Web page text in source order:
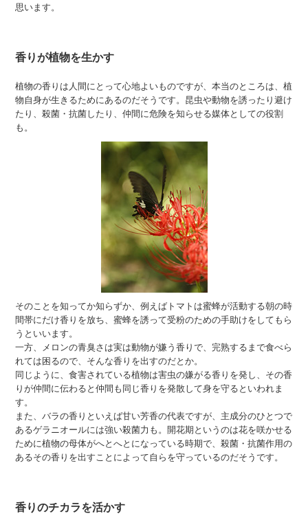
思います。
香りが植物を生かす
植物の香りは人間にとって心地よいものですが、本当のところは、植
物自身が生きるためにあるのだそうです。昆虫や動物を誘ったり避け
たり、殺菌・抗菌したり、仲間に危険を知らせる媒体としての役割
も。
そのことを知ってか知らずか、例えばトマトは蜜蜂が活動する朝の時
間帯にだけ香りを放ち、蜜蜂を誘って受粉のための手助けをしてもら
うといいます。
一方、メロンの青臭さは実は動物が嫌う香りで、完熟するまで食べら
れては困るので、そんな香りを出すのだとか。
同じように、食害されている植物は害虫の嫌がる香りを発し、その香
りが仲間に伝わると仲間も同じ香りを発散して身を守るといわれま
す。
また、バラの香りといえば甘い芳香の代表ですが、主成分のひとつで
あるゲラニオールには強い殺菌力も。開花期というのは花を咲かせる
ために植物の母体がへとへとになっている時期で、殺菌・抗菌作用の
あるその香りを出すことによって自らを守っているのだそうです。
香りのチカラを活かす